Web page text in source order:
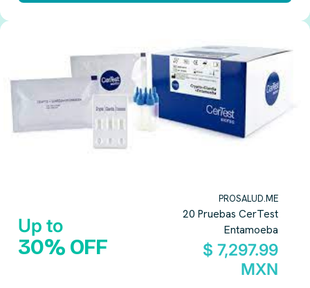
Up to
30% OFF
PROSALUD.ME
20 Pruebas CerTest
Entamoeba
$ 7,297.99
MXN